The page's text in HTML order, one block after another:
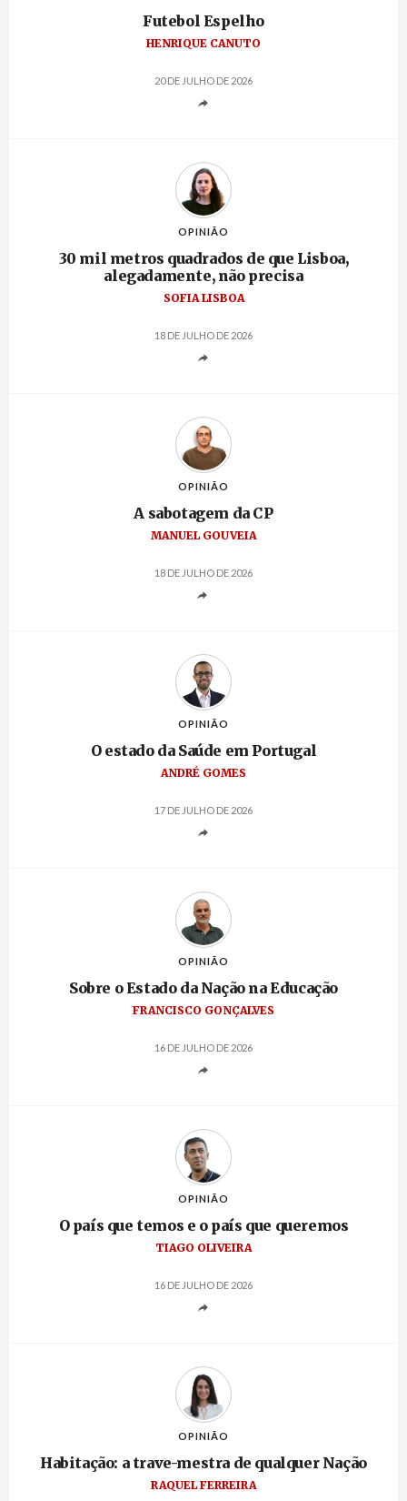
Futebol Espelho
HENRIQUE CANUTO
20 DE JULHO DE 2026
OPINIÃO
30 mil metros quadrados de que Lisboa,
alegadamente, não precisa
SOFIA LISBOA
18 DE JULHO DE 2026
OPINIÃO
A sabotagem da CP
MANUEL GOUVEIA
18 DE JULHO DE 2026
OPINIÃO
O estado da Saúde em Portugal
ANDRÉ GOMES
17 DE JULHO DE 2026
OPINIÃO
Sobre o Estado da Nação na Educação
FRANCISCO GONÇALVES
16 DE JULHO DE 2026
OPINIÃO
O país que temos e o país que queremos
TIAGO OLIVEIRA
16 DE JULHO DE 2026
OPINIÃO
Habitação: a trave-mestra de qualquer Nação
RAQUEL FERREIRA